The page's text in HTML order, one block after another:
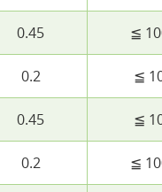
0.45 ≦
0.2 ≦
0.45 ≦
0.2 ≦